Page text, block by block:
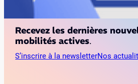
Recevez les dernières
mobilités actives.
S’inscrire à la newsletterNos